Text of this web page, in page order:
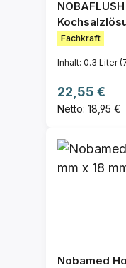
Fachkraft
Inhalt: 0.3 Liter
Regulärer
22,55 €
Netto: 18,95 €
Nobamed